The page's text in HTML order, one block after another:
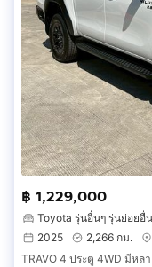
฿ 1,229,000
Toyota รุ่นอื่นๆ รุ่นย่อยอื่
2025
2,266 กม.
TRAVO 4 ประตู 4WD มีหล